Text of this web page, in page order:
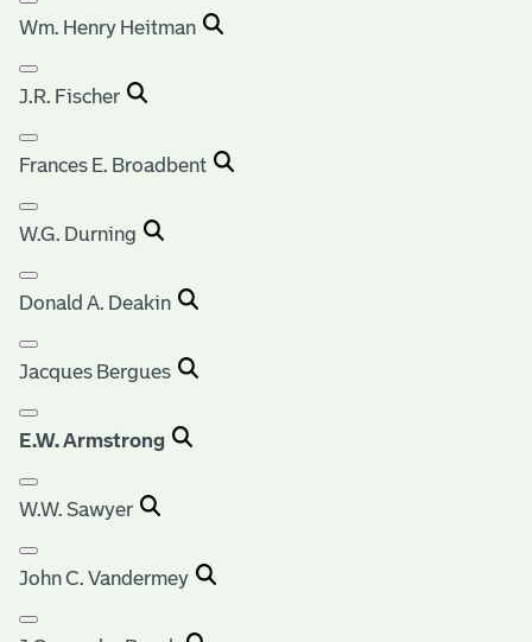
Wm. Henry Heitman
J.R. Fischer
Frances E. Broadbent
W.G. Durning
Donald A. Deakin
Jacques Bergues
E.W. Armstrong
W.W. Sawyer
John C. Vandermey